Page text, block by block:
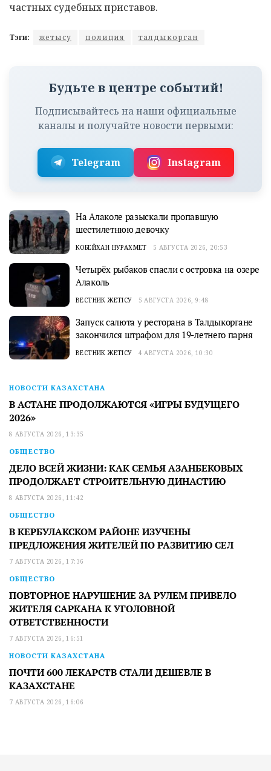
частных судебных приставов.
Тэги: жетысу полиция талдыкорган
Будьте в центре событий!
Подписывайтесь на наши официальные
каналы и получайте новости первыми:
Telegram Instagram
На Алаколе разыскали пропавшую
шестилетнюю девочку
КОБЕЙХАН НУРАХМЕТ 5 АВГУСТА 2026, 20:53
Четырёх рыбаков спасли с островка на озере
Алаколь
ВЕСТНИК ЖЕТІСУ 5 АВГУСТА 2026, 9:48
Запуск салюта у ресторана в Талдыкоргане
закончился штрафом для 19-летнего парня
ВЕСТНИК ЖЕТІСУ 4 АВГУСТА 2026, 10:30
НОВОСТИ КАЗАХСТАНА
В АСТАНЕ ПРОДОЛЖАЮТСЯ «ИГРЫ БУДУЩЕГО
2026»
8 АВГУСТА 2026, 13:35
ОБЩЕСТВО
ДЕЛО ВСЕЙ ЖИЗНИ: КАК СЕМЬЯ АЗАНБЕКОВЫХ
ПРОДОЛЖАЕТ СТРОИТЕЛЬНУЮ ДИНАСТИЮ
8 АВГУСТА 2026, 11:42
ОБЩЕСТВО
В КЕРБУЛАКСКОМ РАЙОНЕ ИЗУЧЕНЫ
ПРЕДЛОЖЕНИЯ ЖИТЕЛЕЙ ПО РАЗВИТИЮ СЕЛ
7 АВГУСТА 2026, 17:36
ОБЩЕСТВО
ПОВТОРНОЕ НАРУШЕНИЕ ЗА РУЛЕМ ПРИВЕЛО
ЖИТЕЛЯ САРКАНА К УГОЛОВНОЙ
ОТВЕТСТВЕННОСТИ
7 АВГУСТА 2026, 16:51
НОВОСТИ КАЗАХСТАНА
ПОЧТИ 600 ЛЕКАРСТВ СТАЛИ ДЕШЕВЛЕ В
КАЗАХСТАНЕ
7 АВГУСТА 2026, 16:06